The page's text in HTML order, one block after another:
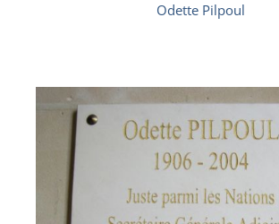
Odette Pilpoul